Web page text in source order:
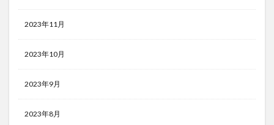
2023年11月
2023年10月
2023年9月
2023年8月